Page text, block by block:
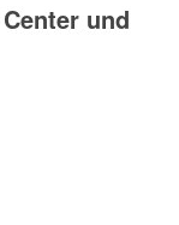
und